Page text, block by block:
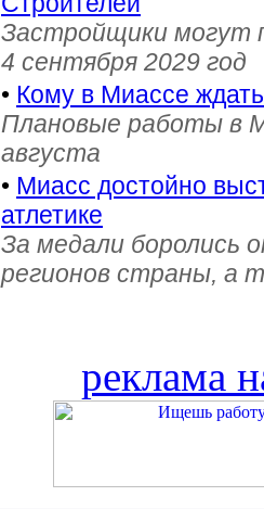
Застройщики могут
4 сентября 2029 год
• Кому в Миассе
Плановые работы в
августа
• Миасс достойно
атлетике
За медали боролись
регионов страны, а
реклама